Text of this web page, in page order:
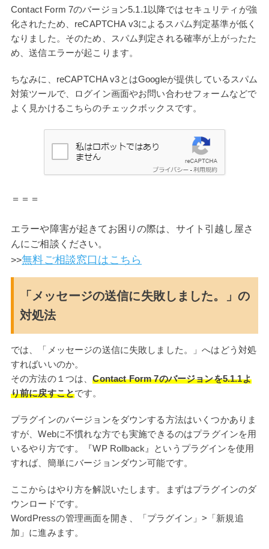
Contact Form 7のバージョン5.1.1以降ではセキュリティが強
化されたため、reCAPTCHA v3によるスパム判定基準が低く
なりました。そのため、スパム判定される確率が上がったた
め、送信エラーが起こります。
ちなみに、reCAPTCHA v3とはGoogleが提供しているスパム
対策ツールで、ログイン画面やお問い合わせフォームなどで
よく見かけるこちらのチェックボックスです。
＝＝＝
エラーや障害が起きてお困りの際は、サイト引越し屋さ
んにご相談ください。
>>無料ご相談窓口はこちら
「メッセージの送信に失敗しました。」の
対処法
では、「メッセージの送信に失敗しました。」へはどう対処
すればいいのか。
その方法の１つは、Contact Form 7のバージョンを5.1.1よ
り前に戻すことです。
プラグインのバージョンをダウンする方法はいくつかありま
すが、Webに不慣れな方でも実施できるのはプラグインを用
いるやり方です。『WP Rollback』というプラグインを使用
すれば、簡単にバージョンダウン可能です。
ここからはやり方を解説いたします。まずはプラグインのダ
ウンロードです。
WordPressの管理画面を開き、「プラグイン」>「新規追
加」に進みます。